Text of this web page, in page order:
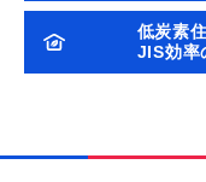
低炭素
JIS効率